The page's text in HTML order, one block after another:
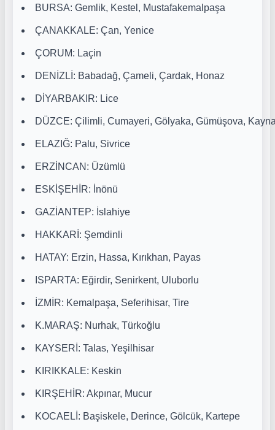
BURSA: Gemlik, Kestel, Mustafakemalpaşa
ÇANAKKALE: Çan, Yenice
ÇORUM: Laçin
DENİZLİ: Babadağ, Çameli, Çardak, Honaz
DİYARBAKIR: Lice
DÜZCE: Çilimli, Cumayeri, Gölyaka, Gümüşova,
ELAZIĞ: Palu, Sivrice
ERZİNCAN: Üzümlü
ESKİŞEHİR: İnönü
GAZİANTEP: İslahiye
HAKKARİ: Şemdinli
HATAY: Erzin, Hassa, Kırıkhan, Payas
ISPARTA: Eğirdir, Senirkent, Uluborlu
İZMİR: Kemalpaşa, Seferihisar, Tire
K.MARAŞ: Nurhak, Türkoğlu
KAYSERİ: Talas, Yeşilhisar
KIRIKKALE: Keskin
KIRŞEHİR: Akpınar, Mucur
KOCAELİ: Başiskele, Derince, Gölcük, Kartepe